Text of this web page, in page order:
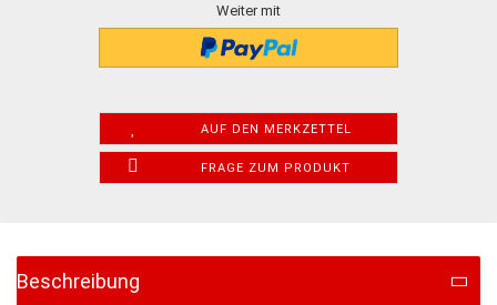
Weiter mit
AUF DEN MERKZETTEL
FRAGE ZUM PRODUKT
Beschreibung